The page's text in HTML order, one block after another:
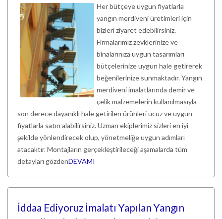
Her bütçeye uygun fiyatlarla
yangın merdiveni üretimleri için
bizleri ziyaret edebilirsiniz.
Firmalarımız zevklerinize ve
binalarınıza uygun tasarımları
bütçelerinize uygun hale getirerek
beğenilerinize sunmaktadır. Yangın
merdiveni imalatlarında demir ve
çelik malzemelerin kullanılmasıyla
son derece dayanıklı hale getirilen ürünleri ucuz ve uygun
fiyatlarla satın alabilirsiniz. Uzman ekiplerimiz sizleri en iyi
şekilde yönlendirecek olup, yönetmeliğe uygun adımları
atacaktır. Montajların gerçekleştirileceği aşamalarda tüm
detayları gözdenDEVAMI
İddaa Ediyoruz İmalatı Yapılan Yangın